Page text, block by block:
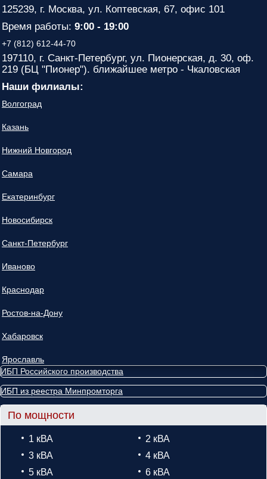
125239, г. Москва, ул. Коптевская, 67, офис 101
Время работы: 9:00 - 19:00
+7 (812) 612-44-70
197110, г. Санкт-Петербург, ул. Пионерская, д. 30, оф.
219 (БЦ "Пионер"). ближайшее метро - Чкаловская
Наши филиалы:
Волгоград
Казань
Нижний Новгород
Самара
Екатеринбург
Новосибирск
Санкт-Петербург
Иваново
Краснодар
Ростов-на-Дону
Хабаровск
Ярославль
ИБП Российского производства
ИБП из реестра Минпромторга
По мощности
1 кВА
2 кВА
3 кВА
4 кВА
5 кВА
6 кВА